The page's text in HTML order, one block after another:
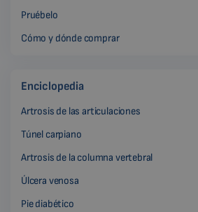
Pruébelo
Cómo y dónde comprar
Enciclopedia
Artrosis de las articulaciones
Túnel carpiano
Artrosis de la columna vertebral
Úlcera venosa
Pie diabético